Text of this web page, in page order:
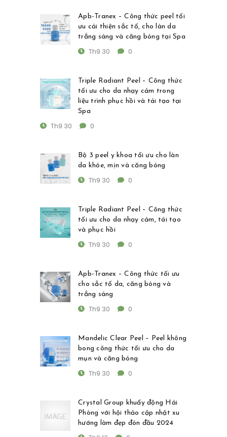
Apb-Tranex – Công thức peel tối
ưu cải thiện sắc tố, cho làn da
trắng sáng và căng bóng tại Spa
Th9 30 0
Triple Radiant Peel – Công thức
tối ưu cho da nhạy cảm trong
liệu trình phục hồi và tái tạo tại
Spa
Th9 30 0
Bộ 3 peel y khoa tối ưu cho làn
da khỏe, mịn và căng bóng
Th9 30 0
Triple Radiant Peel – Công thức
tối ưu cho da nhạy cảm, tái tạo
và phục hồi
Th9 30 0
Apb-Tranex – Công thức tối ưu
cho sắc tố da, căng bóng và
trắng sáng
Th9 30 0
Mandelic Clear Peel – Peel không
bong công thức tối ưu cho da
mụn và căng bóng
Th9 30 0
Crystal Group khuấy động Hải
Phòng với hội thảo cập nhật xu
hướng làm đẹp đón đầu 2024